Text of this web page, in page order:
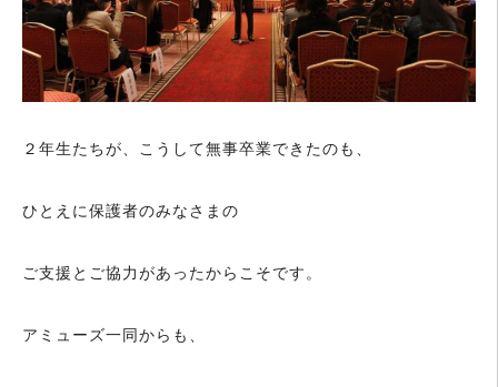
２年生たちが、こうして無事卒業できたのも、
ひとえに保護者のみなさまの
ご支援とご協力があったからこそです。
アミューズ一同からも、